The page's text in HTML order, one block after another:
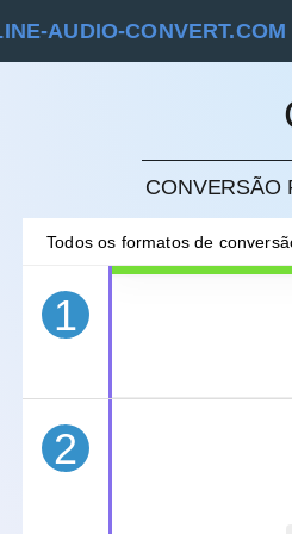
AUDIO-CONVERT.COM
CONVERSÃO
Todos os formatos de
1
2